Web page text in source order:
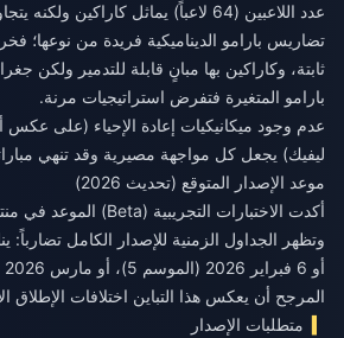
عدد اللاعبين (64 لاعباً) يماثل كاراكين ولكنه يتجاوز كثافة ليفيك.
تضاريس بارامو الديناميكية فريدة من نوعها؛
ثابتة، وكاراكين بها مبانٍ قابلة للتدمير ولكن
بارامو المتغيرة فتفرض استراتيجيات مرنة.
عدم وجود ميكانيكيات إعادة الإحياء (على عكس
ليفيك) يجعل كل مواجهة مصيرية وقد تنهي
موعد الإصدار المتوقع (تحديث 2026)
المرجح أن يعكس هذا التباين اختلافات الإطلاق
متطلبات الإصدار